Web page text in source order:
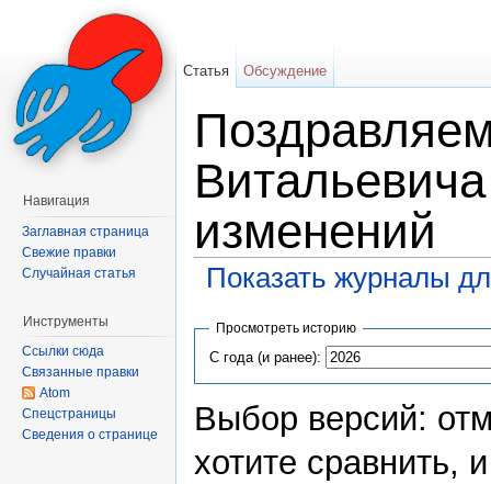
изменений
Показать журналы
Просмотреть историю
С года (и ранее):
Выбор версий:
хотите сравнить,
Статья Обсуждение
Навигация
Заглавная страница
Свежие правки
Случайная статья
Инструменты
Ссылки сюда
Связанные правки
Atom
Спецстраницы
Сведения о странице